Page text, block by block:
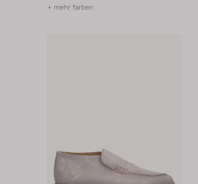
+ mehr farben